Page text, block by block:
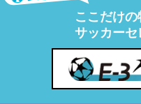
ここだけ
サッカーセ